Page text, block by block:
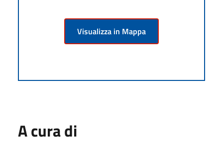
Visualizza in Mappa
A cura di